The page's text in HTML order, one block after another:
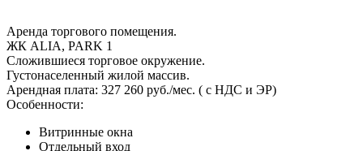
Аренда торгового помещения.
ЖК ALIA, PARK 1
Сложившиеся торговое окружение.
Густонаселенный жилой массив.
Арендная плата: 327 260 руб./мес. ( с НДС и ЭР)
Особенности:
Витринные окна
Отдельный вход